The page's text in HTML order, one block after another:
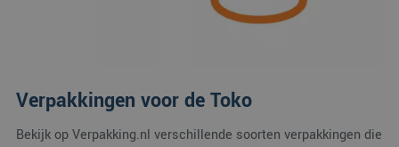
Verpakkingen voor de Toko
Bekijk op Verpakking.nl verschillende soorten verpakkingen die